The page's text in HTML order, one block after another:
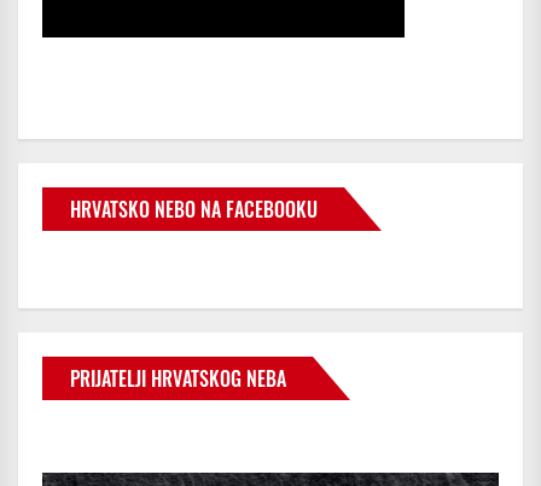
HRVATSKO NEBO NA FACEBOOKU
PRIJATELJI HRVATSKOG NEBA